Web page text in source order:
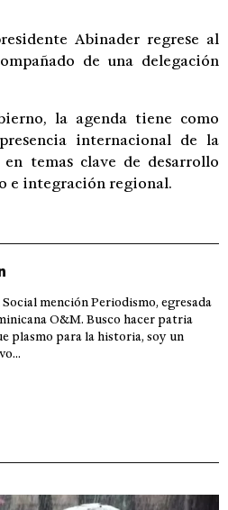
Abinader regrese al
de una delegación
la agenda tiene como
internacional de la
temas clave de desarrollo
e integración regional.
mención Periodismo, egresada
O&M. Busco hacer patria
plasmo para la historia, soy un